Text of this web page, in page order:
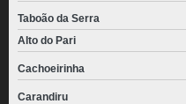
Taboão da Serra
Alto do Pari
Cachoeirinha
Carandiru